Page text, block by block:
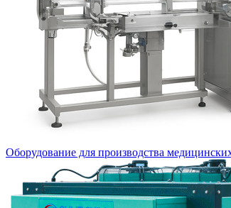
Оборудование для производства